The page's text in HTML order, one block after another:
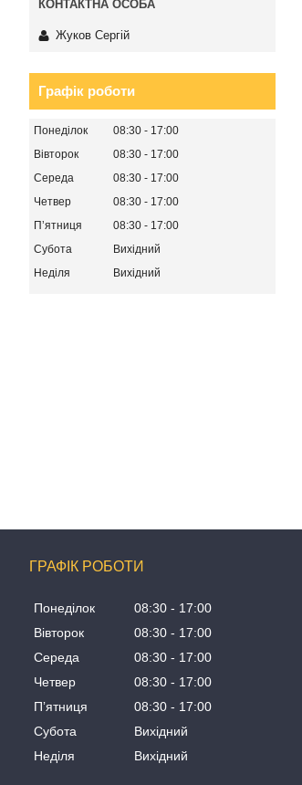
Жуков Сергій
Графік роботи
Понеділок 08:30
17:00
Вівторок
08:30
17:00
Середа
08:30
17:00
Четвер
08:30
17:00
Пʼятниця
08:30
17:00
Субота
Вихідний
Неділя
Вихідний
ГРАФІК РОБОТИ
Понеділок 08:30
17:00
Вівторок
08:30
17:00
Середа
08:30
17:00
Четвер
08:30
17:00
Пʼятниця
08:30
17:00
Субота
Вихідний
Неділя
Вихідний